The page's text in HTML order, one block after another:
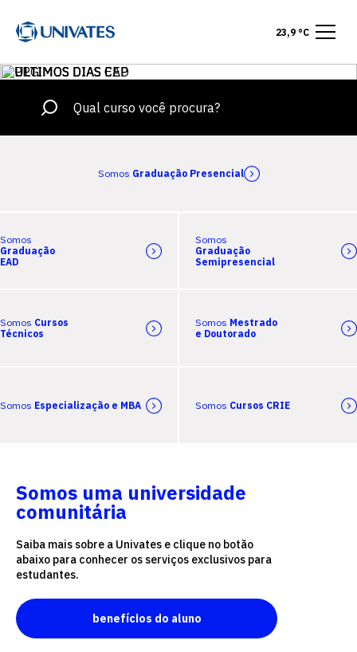
23,9 °C
Somos Graduação Presencial
Somos
Graduação
EAD
Somos
Graduação
Semipresencial
Somos Cursos
Técnicos
Somos Mestrado
e Doutorado
Somos Especialização e MBA Somos Cursos CRIE
Somos uma universidade
comunitária
Saiba mais sobre a Univates e clique no botão
abaixo para conhecer os serviços exclusivos para
estudantes.
benefícios do aluno